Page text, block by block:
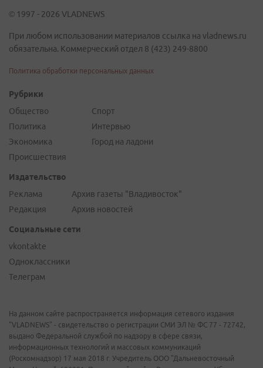
© 1997 - 2026 VLADNEWS
При любом использовании материалов ссылка на vladnews.ru
обязательна. Коммерческий отдел 8 (423) 249-8800
Политика обработки персональных данных
Рубрики
Общество
Политика
Экономика
Происшествия
Спорт
Интервью
Город на ладони
Издательство
Реклама
Редакция
Архив газеты "Владивосток"
Архив новостей
Социальные сети
vkontakte
Одноклассники
Телеграм
На данном сайте распространяется информация сетевого издания
"VLADNEWS" - свидетельство о регистрации СМИ ЭЛ № ФС 77 - 72742,
выдано Федеральной службой по надзору в сфере связи,
информационных технологий и массовых коммуникаций
(Роскомнадзор) 17 мая 2018 г. Учредитель ООО "Дальневосточный